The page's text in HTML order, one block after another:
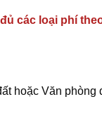
các loại phí
hoặc Văn phòng